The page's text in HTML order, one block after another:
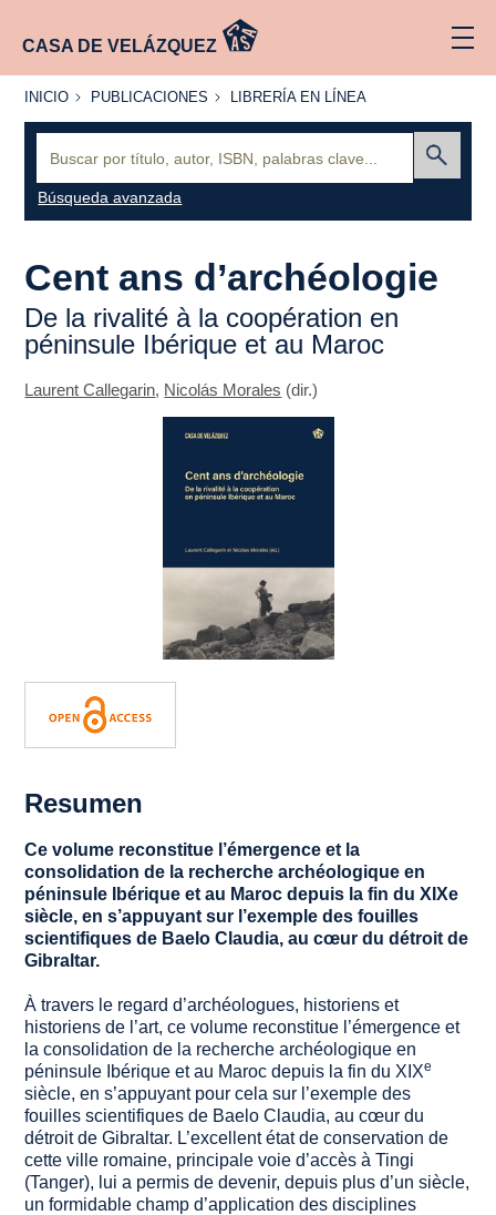
CASA DE VELÁZQUEZ
INICIO
INICIO PUBLICACIONES
PUBLICACIONES
LIBRERÍA
LÍNEA
LIBRERÍA EN LÍNEA
Búsqueda avanzada
Cent ans d’archéologie
De la rivalité à la coopération en
péninsule Ibérique et au Maroc
Laurent Callegarin, Nicolás Morales (dir.)
Resumen
Ce volume reconstitue l’émergence et la
consolidation de la recherche archéologique en
péninsule Ibérique et au Maroc depuis la fin du XIXe
siècle, en s’appuyant sur l’exemple des fouilles
scientifiques de Baelo Claudia, au cœur du détroit de
Gibraltar.
À travers le regard d’archéologues, historiens et
historiens de l’art, ce volume reconstitue l’émergence et
la consolidation de la recherche archéologique en
péninsule Ibérique et au Maroc depuis la fin du XIXe
siècle, en s’appuyant pour cela sur l’exemple des
fouilles scientifiques de Baelo Claudia, au cœur du
détroit de Gibraltar. L’excellent état de conservation de
cette ville romaine, principale voie d’accès à Tingi
(Tanger), lui a permis de devenir, depuis plus d’un siècle,
un formidable champ d’application des disciplines